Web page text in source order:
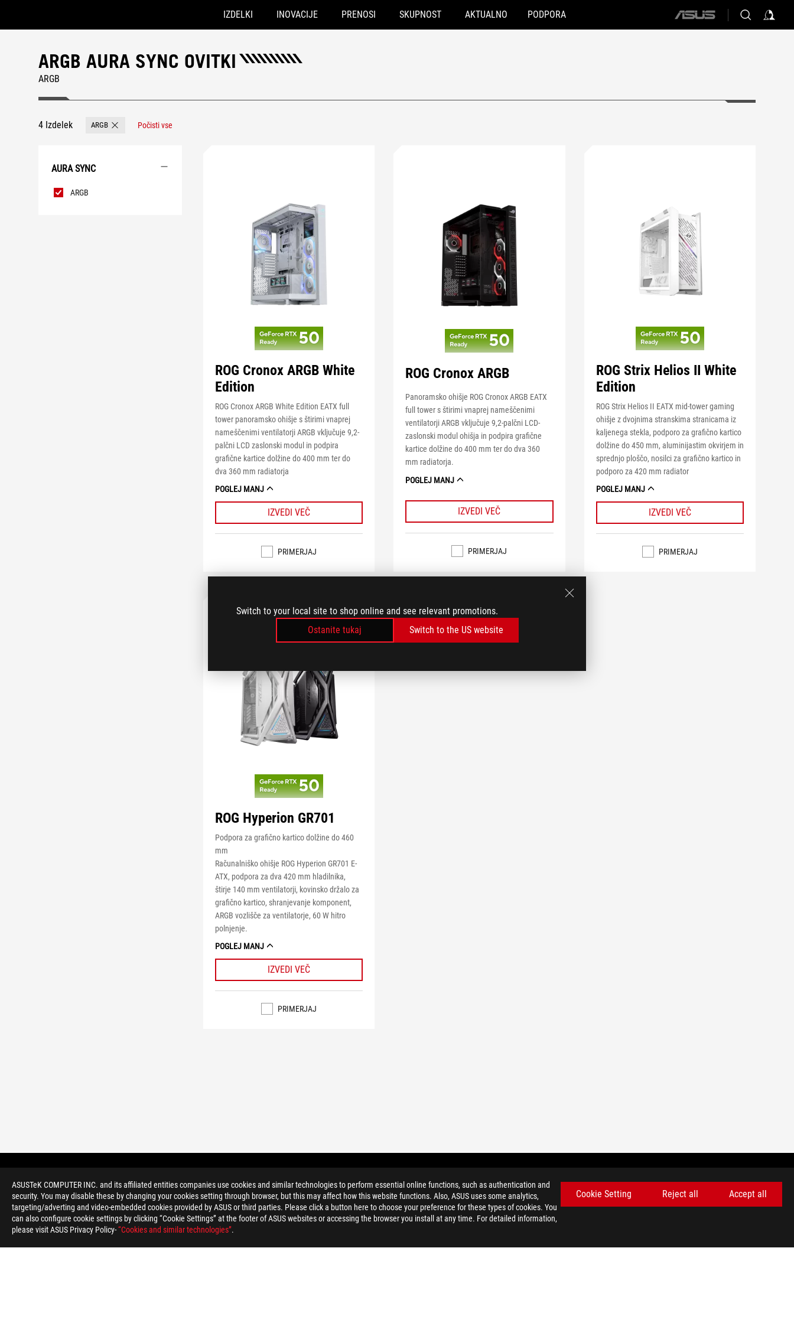
ASUSTeK COMPUTER INC. and its affiliated entities companies use cookies and similar technologies to perform essential online functions, such as authentication and
security. You may disable these by changing your cookies setting through browser, but this may affect how this website functions. Also, ASUS uses some analytics,
targeting/adverting and video-embedded cookies provided by ASUS or third parties. Please click a button here to choose your preference for these types of cookies. You
can also configure cookie settings by clicking “Cookie Settings” at the footer of ASUS websites or accessing the browser you install at any time. For detailed information,
please visit ASUS Privacy Policy-“Cookies and similar technologies”.
Cookie Setting Reject all Accept all
Switch to your local site to shop online and see relevant promotions.
Ostanite tukaj
Switch to the US website
Accessibility links
IZDELKI INOVACIJE PRENOSI SKUPNOST AKTUALNO PODPORA
ASUS
ARGB AURA SYNC OVITKI
ARGB
4 Izdelek ARGB Remove ARGB
Počisti vse
AURA SYNC
AURA
Sync
ARGB
ROG Cronox ARGB White
Edition
ROG Cronox ARGB White Edition EATX full
tower panoramsko ohišje s štirimi vnaprej
nameščenimi ventilatorji ARGB vključuje 9,2-
palčni LCD zaslonski modul in podpira
grafične kartice dolžine do 400 mm ter do
dva 360 mm radiatorja
POGLEJ MANJ
IZVEDI VEČ
PRIMERJAJ
ROG Cronox ARGB
Panoramsko ohišje ROG Cronox ARGB EATX
full tower s štirimi vnaprej nameščenimi
ventilatorji ARGB vključuje 9,2-palčni LCD-
zaslonski modul ohišja in podpira grafične
kartice dolžine do 400 mm ter do dva 360
mm radiatorja.
POGLEJ MANJ
IZVEDI VEČ
PRIMERJAJ
ROG Strix Helios II White
Edition
ROG Strix Helios II EATX mid-tower gaming
ohišje z dvojnima stranskima stranicama iz
kaljenega stekla, podporo za grafično kartico
dolžine do 450 mm, aluminijastim okvirjem in
sprednjo ploščo, nosilci za grafično kartico in
podporo za 420 mm radiator
POGLEJ MANJ
IZVEDI VEČ
PRIMERJAJ
ROG Hyperion GR701
Podpora za grafično kartico dolžine do 460
mm
Računalniško ohišje ROG Hyperion GR701 E-
ATX, podpora za dva 420 mm hladilnika,
štirje 140 mm ventilatorji, kovinsko držalo za
grafično kartico, shranjevanje komponent,
ARGB vozlišče za ventilatorje, 60 W hitro
polnjenje.
POGLEJ MANJ
IZVEDI VEČ
PRIMERJAJ
ROG
> GAMING OVITKI FILTER
BODITE NA TEKOČEM Z NAJNOVEJŠIMI PONUDBAMI!